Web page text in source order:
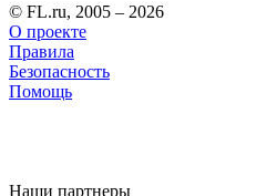
© FL.ru, 2005 – 2026
О проекте
Правила
Безопасность
Помощь
Наши партнеры